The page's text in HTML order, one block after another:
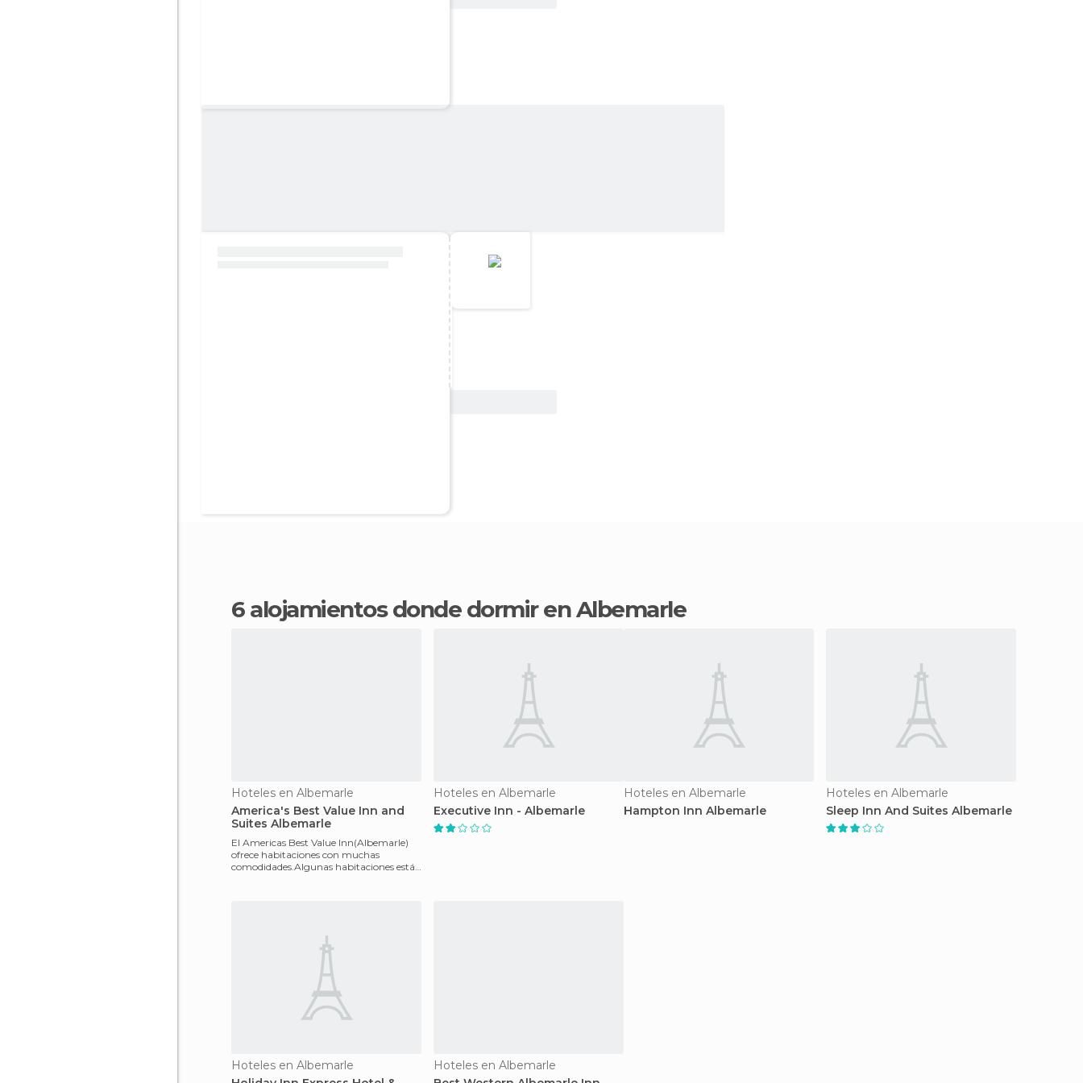
6 alojamientos donde dormir en Albemarle
Hoteles en Albemarle
America's Best Value Inn and
Suites Albemarle
El Americas Best Value Inn(Albemarle)
ofrece habitaciones con muchas
comodidades.Algunas habitaciones están
Hoteles en Albemarle
Executive Inn - Albemarle
Hoteles en Albemarle
Hampton Inn Albemarle
Hoteles en Albemarle
Sleep Inn And Suites Albemarle
Hoteles en Albemarle
Hoteles en Albemarle